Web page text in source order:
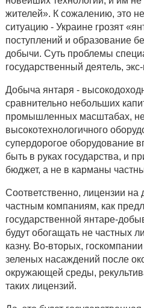
жителей». К сожалению, это
ситуацию - Украине грозят
поступлений и образование
добычи. Суть проблемы
государственный деятель,
Добыча янтаря -
сравнительно небольших
промышленных масштабах, не
высокотехнологичного
супердорогое оборудование
быть в руках государства, и
бюджет, а не в карманы
Соответственно, лицензии на
частным компаниям, как
государственной янтаре-
будут обогащать не частных
казну. Во-вторых,
зеленых насаждений после
окружающей среды,
таких лицензий.